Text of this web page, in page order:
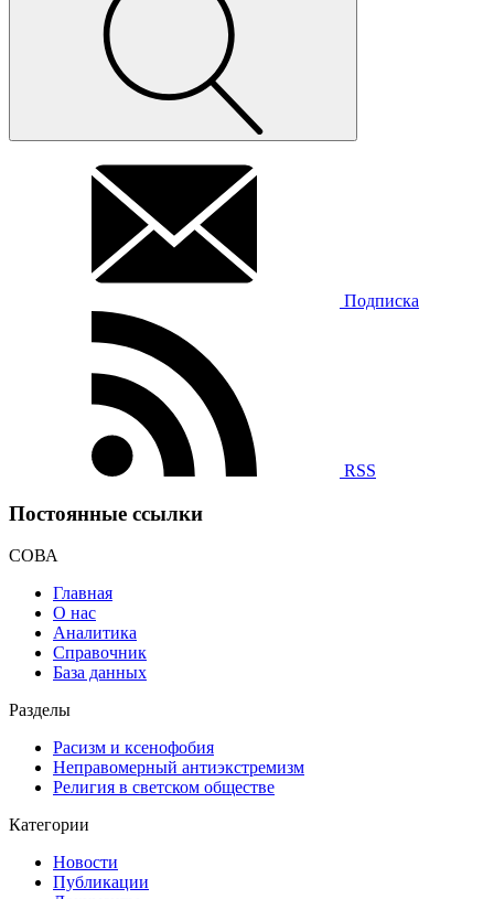
Подписка
RSS
Постоянные ссылки
СОВА
Главная
О нас
Аналитика
Справочник
База данных
Разделы
Расизм и ксенофобия
Неправомерный антиэкстремизм
Религия в светском обществе
Категории
Новости
Публикации